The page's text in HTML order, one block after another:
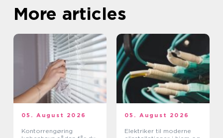
More articles
05. August 2026
Kontorrengøring
05. August 2026
Elektriker til moderne